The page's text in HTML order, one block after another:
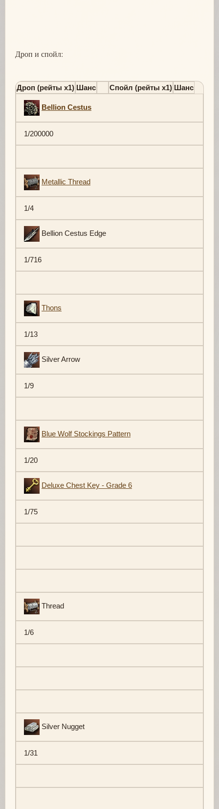
Дроп и спойл:
Дроп (рейты х1) Шанс Спойл (рейты х1) Шанс
Bellion Cestus
1/200000
Metallic Thread
1/4
Bellion Cestus Edge
1/716
Thons
1/13
Silver Arrow
1/9
Blue Wolf Stockings Pattern
1/20
Deluxe Chest Key - Grade 6
1/75
Thread
1/6
Silver Nugget
1/31